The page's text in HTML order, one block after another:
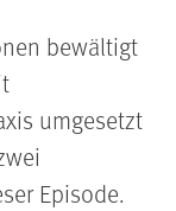
bewältigt
umgesetzt
Episode.